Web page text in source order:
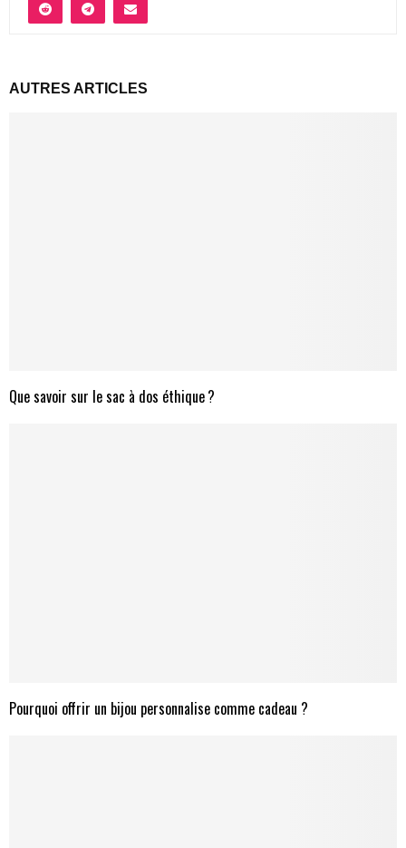
AUTRES ARTICLES
Que savoir sur le sac à dos éthique ?
Pourquoi offrir un bijou personnalise comme cadeau ?